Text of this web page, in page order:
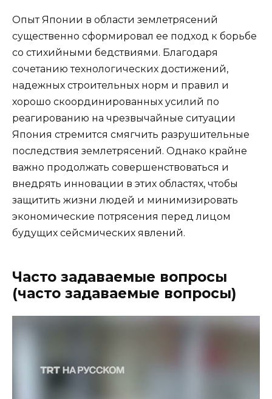
Опыт Японии в области землетрясений
существенно сформировал ее подход к борьбе
со стихийными бедствиями. Благодаря
сочетанию технологических достижений,
надежных строительных норм и правил и
хорошо скоординированных усилий по
реагированию на чрезвычайные ситуации
Япония стремится смягчить разрушительные
последствия землетрясений. Однако крайне
важно продолжать совершенствоваться и
внедрять инновации в этих областях, чтобы
защитить жизни людей и минимизировать
экономические потрясения перед лицом
будущих сейсмических явлений.
Часто задаваемые вопросы
(часто задаваемые вопросы)